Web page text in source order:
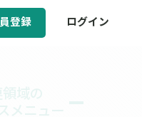
登録 ログイン